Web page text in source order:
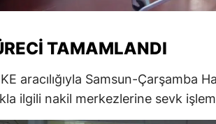
Sivas
Tekirdağ
Tokat
TAMAMLANDI
aracılığıyla Samsun-Çarşamba
ilgili nakil merkezlerine sevk